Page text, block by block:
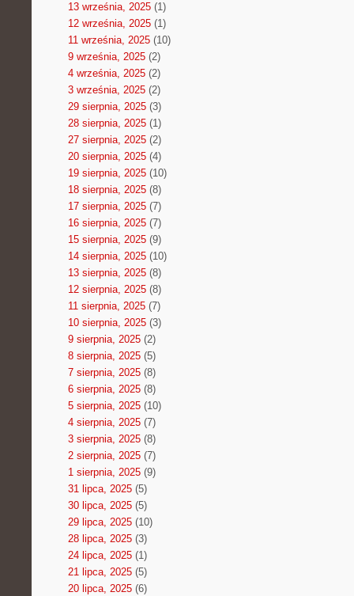
13 września, 2025(1)
12 września, 2025(1)
11 września, 2025(10)
9 września, 2025(2)
4 września, 2025(2)
3 września, 2025(2)
29 sierpnia, 2025(3)
28 sierpnia, 2025(1)
27 sierpnia, 2025(2)
20 sierpnia, 2025(4)
19 sierpnia, 2025(10)
18 sierpnia, 2025(8)
17 sierpnia, 2025(7)
16 sierpnia, 2025(7)
15 sierpnia, 2025(9)
14 sierpnia, 2025(10)
13 sierpnia, 2025(8)
12 sierpnia, 2025(8)
11 sierpnia, 2025(7)
10 sierpnia, 2025(3)
9 sierpnia, 2025(2)
8 sierpnia, 2025(5)
7 sierpnia, 2025(8)
6 sierpnia, 2025(8)
5 sierpnia, 2025(10)
4 sierpnia, 2025(7)
3 sierpnia, 2025(8)
2 sierpnia, 2025(7)
1 sierpnia, 2025(9)
31 lipca, 2025(5)
30 lipca, 2025(5)
29 lipca, 2025(10)
28 lipca, 2025(3)
24 lipca, 2025(1)
21 lipca, 2025(5)
20 lipca, 2025(6)